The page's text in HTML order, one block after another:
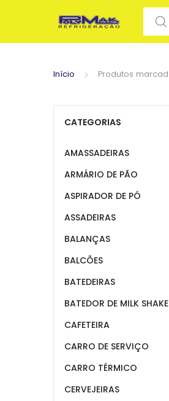
Início Produtos
CATEGORIAS
AMASSADEIRAS
ARMÁRIO DE PÃO
ASPIRADOR DE PÓ
ASSADEIRAS
BALANÇAS
BALCÕES
BATEDEIRAS
BATEDOR DE MILK SHAKE
CAFETEIRA
CARRO DE SERVIÇO
CARRO TÉRMICO
CERVEJEIRAS